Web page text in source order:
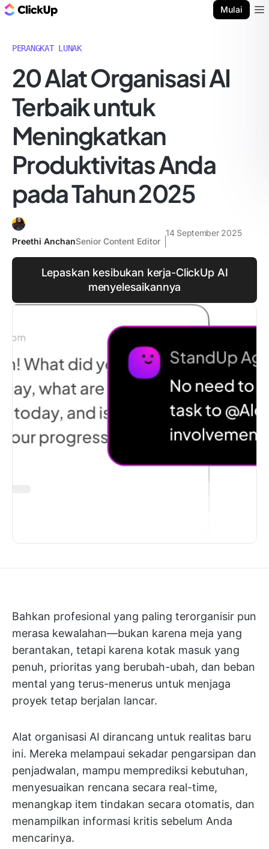
Mulai
PERANGKAT LUNAK
20 Alat Organisasi AI
Terbaik untuk
Meningkatkan
Produktivitas Anda
pada Tahun 2025
Preethi AnchanSenior Content Editor
14 September 2025
Lepaskan kesibukan kerja-ClickUp AI
menyelesaikannya
Bahkan profesional yang paling terorganisir pun
merasa kewalahan—bukan karena meja yang
berantakan, tetapi karena kotak masuk yang
penuh, prioritas yang berubah-ubah, dan beban
mental yang terus-menerus untuk menjaga
proyek tetap berjalan lancar.
Alat organisasi AI dirancang untuk realitas baru
ini. Mereka melampaui sekadar pengarsipan dan
penjadwalan, mampu memprediksi kebutuhan,
menyesuaikan rencana secara real-time,
menangkap item tindakan secara otomatis, dan
menampilkan informasi kritis sebelum Anda
mencarinya.